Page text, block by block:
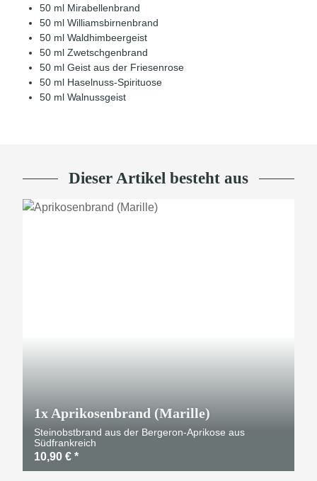
50 ml Mirabellenbrand
50 ml Williamsbirnenbrand
50 ml Waldhimbeergeist
50 ml Zwetschgenbrand
50 ml Geist aus der Friesenrose
50 ml Haselnuss-Spirituose
50 ml Walnussgeist
Dieser Artikel besteht aus
1x Aprikosenbrand (Marille)
Steinobstbrand aus der Bergeron-Aprikose aus
Südfrankreich
10,90 € *